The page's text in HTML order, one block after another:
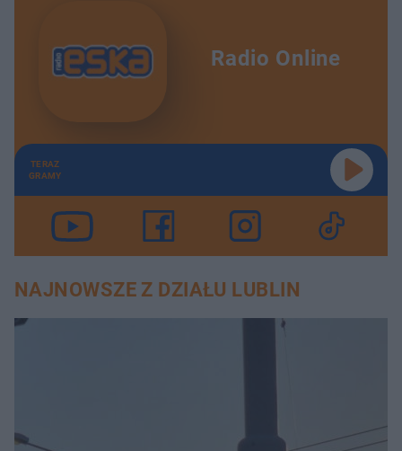
Radio Online
TERAZ
GRAMY
NAJNOWSZE Z DZIAŁU LUBLIN